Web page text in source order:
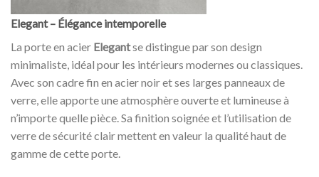
Elegant – Élégance intemporelle
La porte en acier Elegantse distingue par son design
minimaliste, idéal pour les intérieurs modernes ou classiques.
Avec son cadre fin en acier noir et ses larges panneaux de
verre, elle apporte une atmosphère ouverte et lumineuse à
n’importe quelle pièce. Sa finition soignée et l’utilisation de
verre de sécurité clair mettent en valeur la qualité haut de
gamme de cette porte.